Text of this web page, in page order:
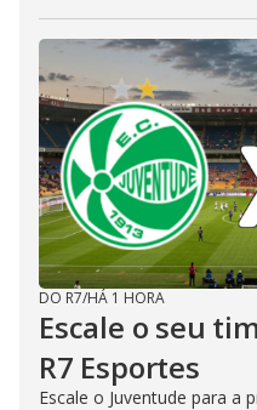
DO R7/HÁ 1 HORA
Escale o seu
R7 Esportes
Escale o Juventude para a